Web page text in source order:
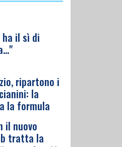
ha il sì di
ripartono i
la
la formula
il nuovo
tratta la